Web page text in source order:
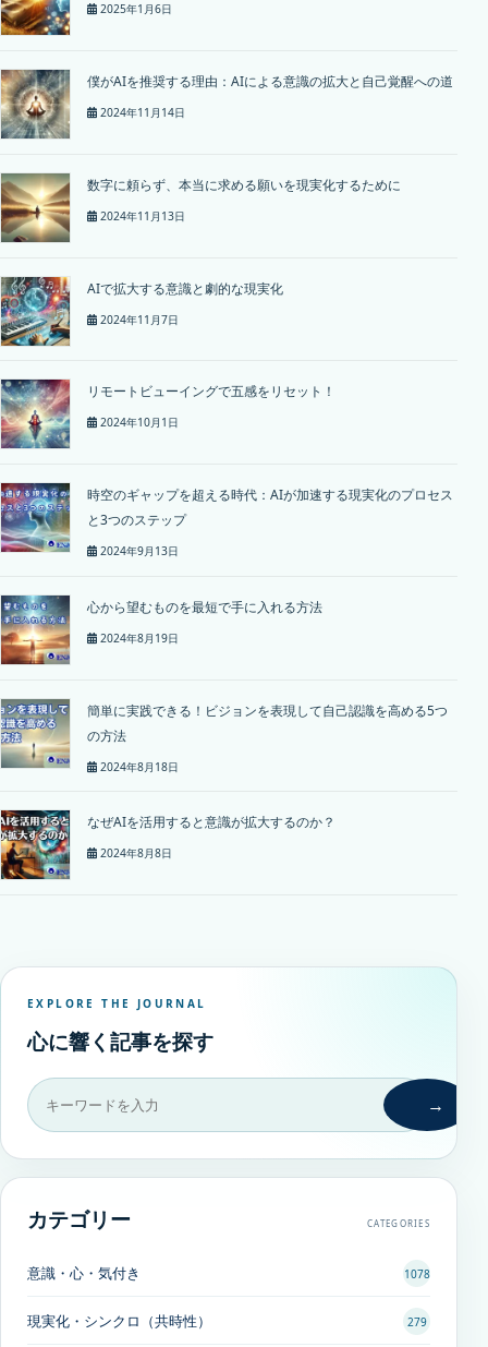
2025年1月6日
僕がAIを推奨する理由：AIによる意識の拡大と自己覚醒への道
2024年11月14日
数字に頼らず、本当に求める願いを現実化するために
2024年11月13日
AIで拡大する意識と劇的な現実化
2024年11月7日
リモートビューイングで五感をリセット！
2024年10月1日
時空のギャップを超える時代：AIが加速する現実化のプロセス
と3つのステップ
2024年9月13日
心から望むものを最短で手に入れる方法
2024年8月19日
簡単に実践できる！ビジョンを表現して自己認識を高める5つ
の方法
2024年8月18日
なぜAIを活用すると意識が拡大するのか？
2024年8月8日
EXPLORE THE JOURNAL
心に響く記事を探す
→
カテゴリー CATEGORIES
意識・心・気付き 1078
現実化・シンクロ（共時性） 279